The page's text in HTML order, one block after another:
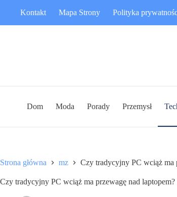
Kontakt Mapa Strony Polityka
Dom Moda Porady Przemysł
Strona główna mz Czy tradycyjny PC wciąż ma
Czy tradycyjny PC wciąż ma przewagę nad